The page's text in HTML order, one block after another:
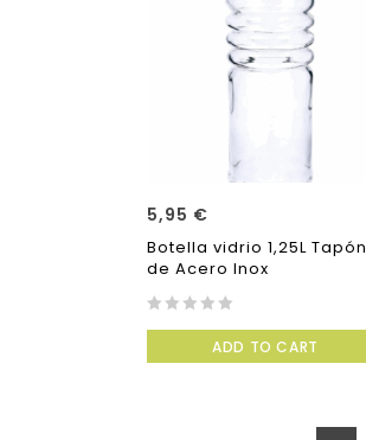
5,95 €
Botella vidrio 1,25L Tapón
de Acero Inox
of
ADD TO CART